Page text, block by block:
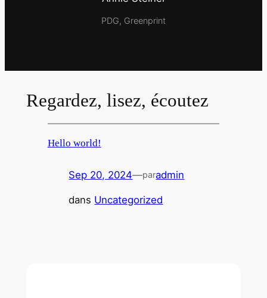
PDG, Greenprint
Regardez, lisez, écoutez
Hello world!
Sep 20, 2024—paradmin
dans Uncategorized